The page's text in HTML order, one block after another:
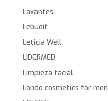
Laxantes
Lebudit
Leticia Well
LIDERMED
Limpieza facial
Londo cosmetics for men